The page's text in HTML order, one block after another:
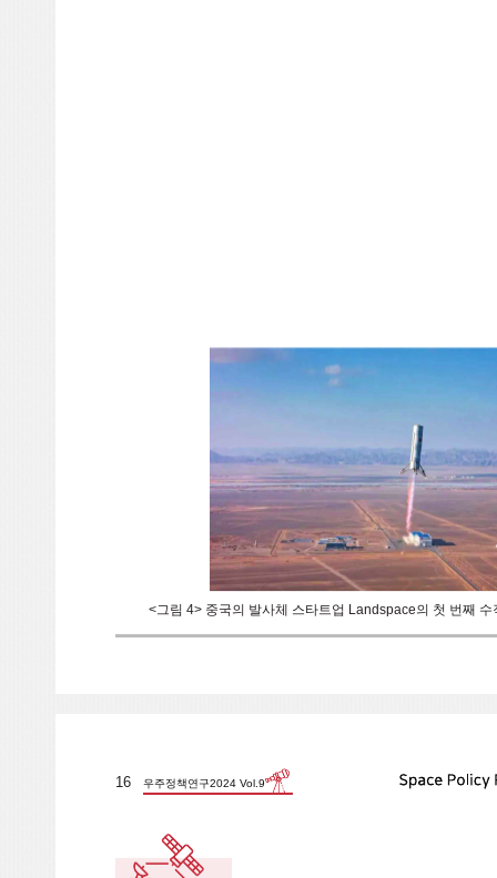
<그림 4> 중국의 발사체 스타트업 Landspace의 첫 번째
16 우주정책연구2024 Vol.9